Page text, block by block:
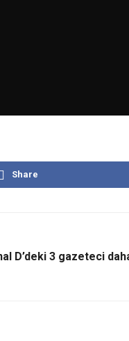
Share
D’deki 3 gazeteci